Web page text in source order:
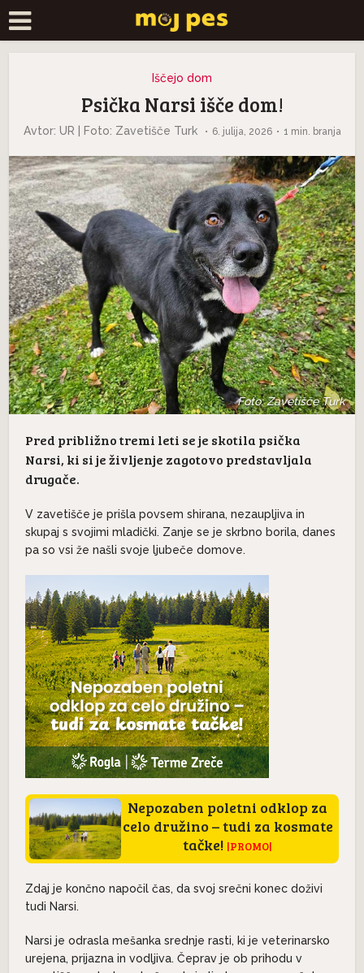
Iščejo dom
Psička Narsi išče dom!
Avtor: UR | Foto: Zavetišče Turk 6. julija, 2026 1 min. branja
Foto: Zavetišče Turk
Pred približno tremi leti se je skotila psička
Narsi, ki si je življenje zagotovo predstavljala
drugače.
V zavetišče je prišla povsem shirana, nezaupljiva in
skupaj s svojimi mladički. Zanje se je skrbno borila, danes
pa so vsi že našli svoje ljubeče domove.
Nepozaben poletni odklop za
celo družino – tudi za kosmate
tačke! |PROMO|
Zdaj je končno napočil čas, da svoj srečni konec doživi
tudi Narsi.
Narsi je odrasla mešanka srednje rasti, ki je veterinarsko
urejena, prijazna in vodljiva. Čeprav je ob prihodu v